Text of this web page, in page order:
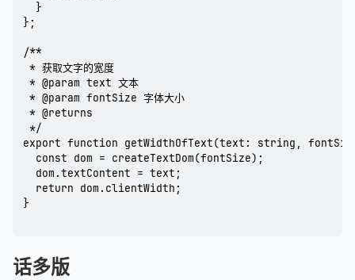
  }
};
/**
* 获取文字的宽度
* @param text 文本
* @param fontSize 字体大小
* @returns
*/
export function getWidthOfText(text: string,
  const dom = createTextDom(fontSize);
  dom.textContent = text;
  return dom.clientWidth;
}
话多版